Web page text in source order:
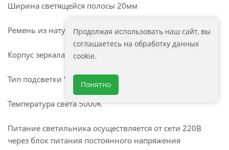
Ширина светящейся полосы 20мм
Ремень из натуральной кожи белого цвета
Корпус зеркала выполнен из МДФ
Тип подсветки "холодный"
Температура света 5000К
Питание светильника осуществляется от сети 220В
через блок питания постоянного напряжения
Продолжая использовать наш сайт, вы
соглашаетесь на обработку данных
cookie.
Понятно